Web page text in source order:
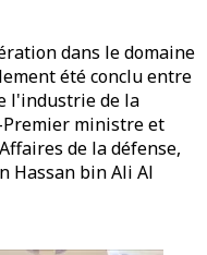
dans le domaine
été conclu entre
l'industrie de la
Premier ministre et
de la défense,
Hassan bin Ali Al